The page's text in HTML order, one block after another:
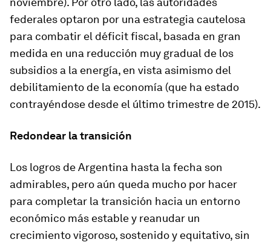
federales optaron por una estrategia cautelosa
para combatir el déficit fiscal, basada en gran
medida en una reducción muy gradual de los
subsidios a la energía, en vista asimismo del
debilitamiento de la economía (que ha estado
contrayéndose desde el último trimestre de 2015).
Redondear la transición
Los logros de Argentina hasta la fecha son
admirables, pero aún queda mucho por hacer
para completar la transición hacia un entorno
económico más estable y reanudar un
crecimiento vigoroso, sostenido y equitativo, sin